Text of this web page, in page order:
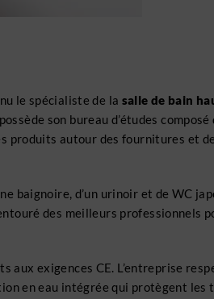
le spécialiste de la salle de bain
son bureau d’études
produits autour des fournitures et
baignoire, d’un urinoir et de WC
des meilleurs professionnels
aux exigences CE. L’entreprise
en eau intégrée qui protègent les